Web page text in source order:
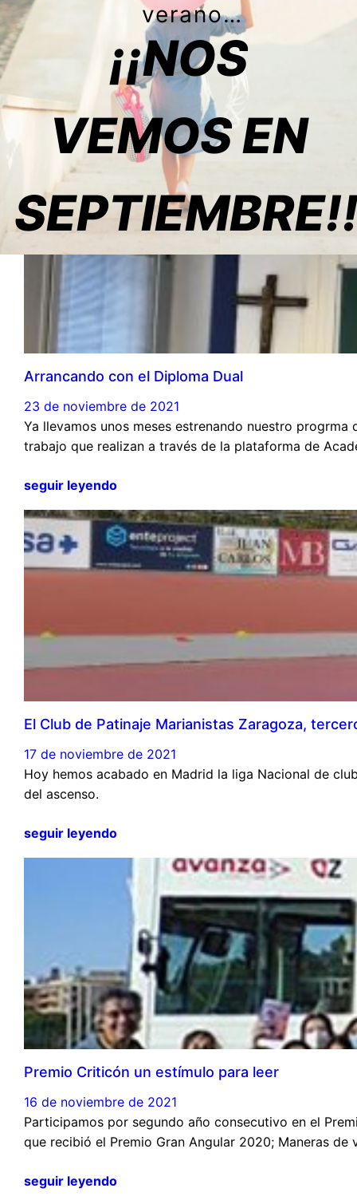
verano…
¡¡NOS
VEMOS EN
Arrancando con el Diploma Dual
23 de noviembre de 2021
Ya llevamos unos meses estrenando nuestro
trabajo que realizan a través de la plataforma de
seguir leyendo
El Club de Patinaje Marianistas Zaragoza,
17 de noviembre de 2021
Hoy hemos acabado en Madrid la liga Nacional de
del ascenso.
seguir leyendo
Premio Criticón un estímulo para leer
16 de noviembre de 2021
Participamos por segundo año consecutivo en el
que recibió el Premio Gran Angular 2020; Maneras de
seguir leyendo